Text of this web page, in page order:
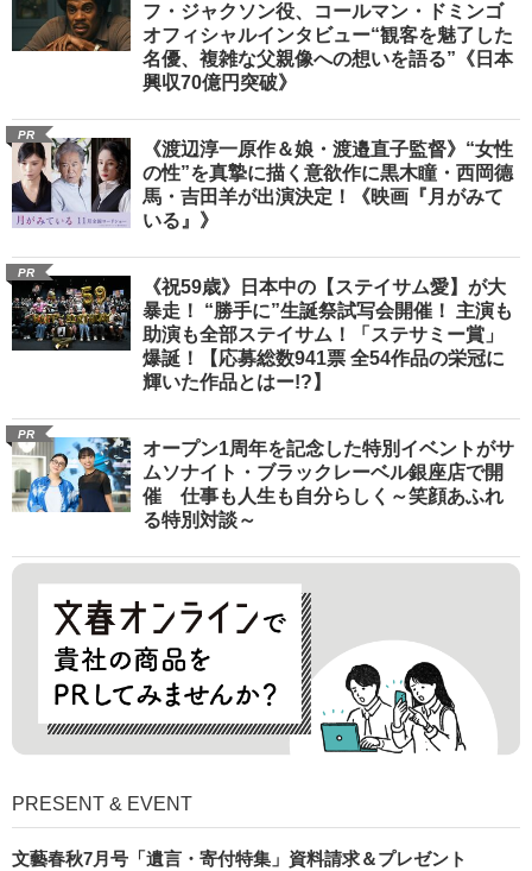
フ・ジャクソン役、コールマン・ドミンゴ
オフィシャルインタビュー“観客を魅了した
名優、複雑な父親像への想いを語る”《日本
興収70億円突破》
PR
《渡辺淳一原作＆娘・渡邉直子監督》“女性
の性”を真摯に描く意欲作に黒木瞳・西岡德
馬・吉田羊が出演決定！《映画『月がみて
いる』》
PR
《祝59歳》日本中の【ステイサム愛】が大
暴走！ “勝手に”生誕祭試写会開催！ 主演も
助演も全部ステイサム！「ステサミー賞」
爆誕！【応募総数941票 全54作品の栄冠に
輝いた作品とはー!?】
PR
オープン1周年を記念した特別イベントがサ
ムソナイト・ブラックレーベル銀座店で開
催 仕事も人生も自分らしく～笑顔あふれ
る特別対談～
PRESENT & EVENT
文藝春秋7月号「遺言・寄付特集」資料請求＆プレゼント